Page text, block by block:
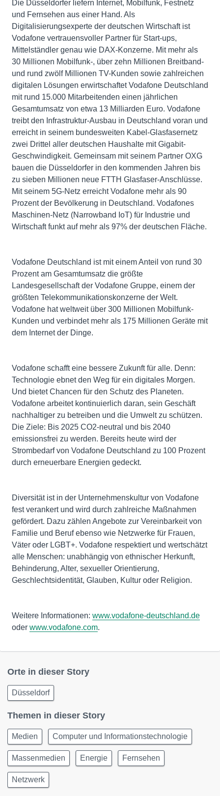
Die Düsseldorfer liefern Internet, Mobilfunk, Festnetz
und Fernsehen aus einer Hand. Als
Digitalisierungsexperte der deutschen Wirtschaft ist
Vodafone vertrauensvoller Partner für Start-ups,
Mittelständler genau wie DAX-Konzerne. Mit mehr als
30 Millionen Mobilfunk-, über zehn Millionen Breitband-
und rund zwölf Millionen TV-Kunden sowie zahlreichen
digitalen Lösungen erwirtschaftet Vodafone Deutschland
mit rund 15.000 Mitarbeitenden einen jährlichen
Gesamtumsatz von etwa 13 Milliarden Euro. Vodafone
treibt den Infrastruktur-Ausbau in Deutschland voran und
erreicht in seinem bundesweiten Kabel-Glasfasernetz
zwei Drittel aller deutschen Haushalte mit Gigabit-
Geschwindigkeit. Gemeinsam mit seinem Partner OXG
bauen die Düsseldorfer in den kommenden Jahren bis
zu sieben Millionen neue FTTH Glasfaser-Anschlüsse.
Mit seinem 5G-Netz erreicht Vodafone mehr als 90
Prozent der Bevölkerung in Deutschland. Vodafones
Maschinen-Netz (Narrowband IoT) für Industrie und
Wirtschaft funkt auf mehr als 97% der deutschen Fläche.
Vodafone Deutschland ist mit einem Anteil von rund 30
Prozent am Gesamtumsatz die größte
Landesgesellschaft der Vodafone Gruppe, einem der
größten Telekommunikationskonzerne der Welt.
Vodafone hat weltweit über 300 Millionen Mobilfunk-
Kunden und verbindet mehr als 175 Millionen Geräte mit
dem Internet der Dinge.
Vodafone schafft eine bessere Zukunft für alle. Denn:
Technologie ebnet den Weg für ein digitales Morgen.
Und bietet Chancen für den Schutz des Planeten.
Vodafone arbeitet kontinuierlich daran, sein Geschäft
nachhaltiger zu betreiben und die Umwelt zu schützen.
Die Ziele: Bis 2025 CO2-neutral und bis 2040
emissionsfrei zu werden. Bereits heute wird der
Strombedarf von Vodafone Deutschland zu 100 Prozent
durch erneuerbare Energien gedeckt.
Diversität ist in der Unternehmenskultur von Vodafone
fest verankert und wird durch zahlreiche Maßnahmen
gefördert. Dazu zählen Angebote zur Vereinbarkeit von
Familie und Beruf ebenso wie Netzwerke für Frauen,
Väter oder LGBT+. Vodafone respektiert und wertschätzt
alle Menschen: unabhängig von ethnischer Herkunft,
Behinderung, Alter, sexueller Orientierung,
Geschlechtsidentität, Glauben, Kultur oder Religion.
Weitere Informationen: www.vodafone-deutschland.de
oder www.vodafone.com.
Orte in dieser Story
Düsseldorf
Themen in dieser Story
Medien Computer und Informationstechnologie
Massenmedien Energie Fernsehen
Netzwerk